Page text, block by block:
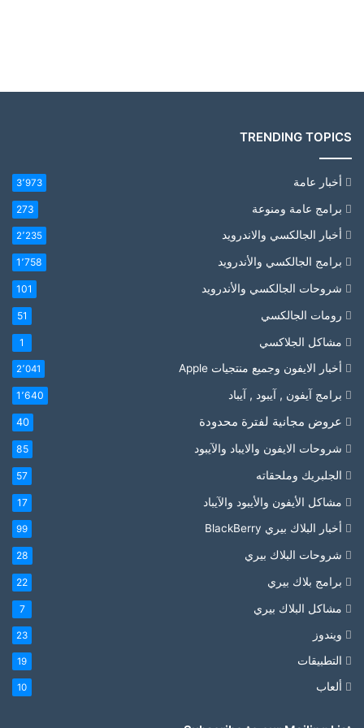
TRENDING TOPICS
أخبار عامة 3٬973
برامج عامة ومنوعة 273
أخبار الجالكسي والاندرويد 2٬235
برامج الجالكسي والأندرويد 1٬758
شروحات الجالكسي والأندرويد 101
رومات الجالكسي 51
مشاكل الجلاكسي 1
أخبار الايفون وجميع منتجيات Apple 2٬041
برامج آيفون , آيبود , آيباد 1٬640
عروض مجانية لفترة محدودة 40
شروحات الايفون والايباد والآيبود 85
الجلبريك وملحقاته 57
مشاكل الأيفون والأيبود والآيباد 17
أخبار البلاك بيري BlackBerry 99
شروحات البلاك بيري 28
برامج بلاك بيري 22
مشاكل البلاك بيري 7
ويندوز 23
التطبيقات 19
ألعاب 10